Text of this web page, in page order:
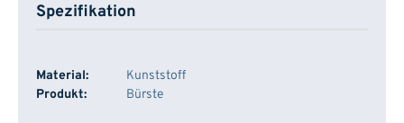
Spezifikation
Material:
Kunststoff
Produkt:
Bürste